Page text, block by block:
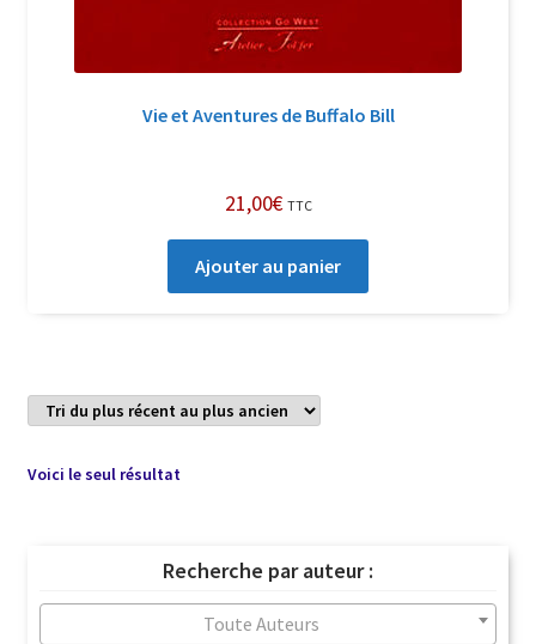
Vie et Aventures de Buffalo Bill
21,00€ TTC
Ajouter au panier
Voici le seul résultat
Recherche par auteur :
Toute Auteurs